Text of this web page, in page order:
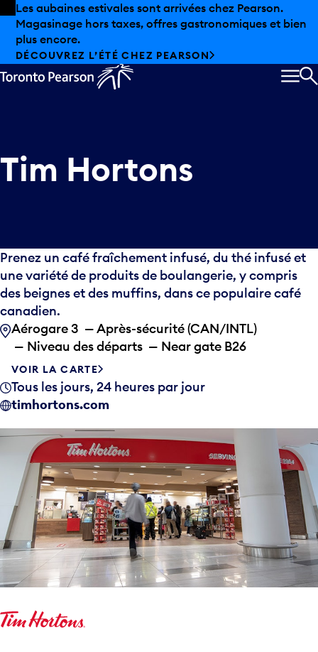
Skip to offers
Passer au contenu principal
Les aubaines estivales sont arrivées chez Pearson.
Magasinage hors taxes, offres gastronomiques et bien
plus encore.
DÉCOUVREZ L’ÉTÉ CHEZ PEARSON
Tim Hortons
Prenez un café fraîchement infusé, du thé infusé et
une variété de produits de boulangerie, y compris
des beignes et des muffins, dans ce populaire café
canadien.
Aérogare 3 — Après-sécurité (CAN/INTL)
— Niveau des départs — Near gate B26
VOIR LA CARTE
Tous les jours, 24 heures par jour
timhortons.com